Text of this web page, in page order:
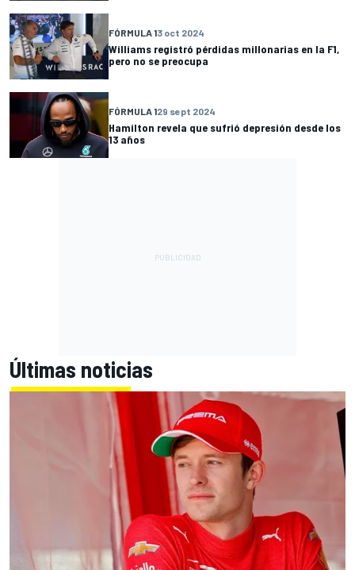
FÓRMULA 13 oct 2024
Williams registró pérdidas millonarias en la F1,
pero no se preocupa
FÓRMULA 129 sept 2024
Hamilton revela que sufrió depresión desde los
13 años
Últimas noticias